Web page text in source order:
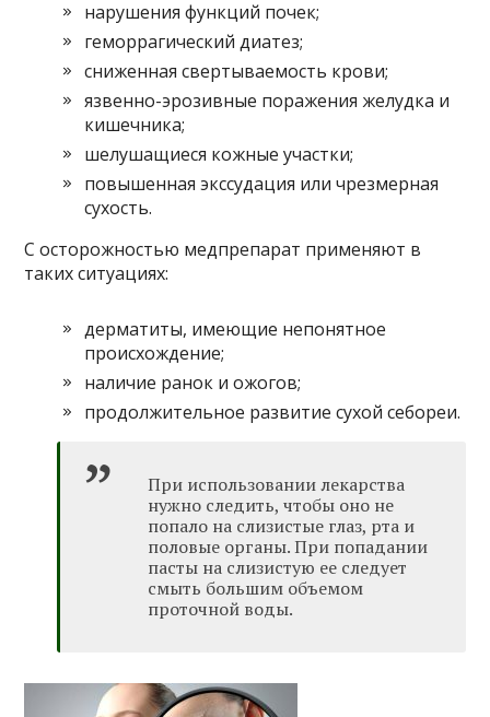
нарушения функций почек;
геморрагический диатез;
сниженная свертываемость крови;
язвенно-эрозивные поражения желудка и
кишечника;
шелушащиеся кожные участки;
повышенная экссудация или чрезмерная
сухость.
С осторожностью медпрепарат применяют в
таких ситуациях:
дерматиты, имеющие непонятное
происхождение;
наличие ранок и ожогов;
продолжительное развитие сухой себореи.
При использовании лекарства
нужно следить, чтобы оно не
попало на слизистые глаз, рта и
половые органы. При попадании
пасты на слизистую ее следует
смыть большим объемом
проточной воды.